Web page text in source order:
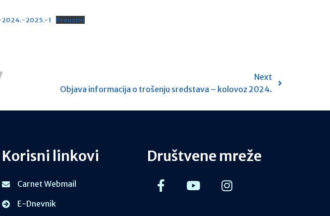
2025.-1 Preuzmi
Next
Objava informacija o trošenju sredstava – kolovoz 2024.
Korisni linkovi
Carnet Webmail
E-Dnevnik
Društvene mreže